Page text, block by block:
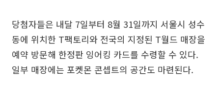
당첨자들은 내달 7일부터 8월 31일까지 서울시 성수
동에 위치한 T팩토리와 전국의 지정된 T월드 매장을
예약 방문해 한정판 잉어킹 카드를 수령할 수 있다.
일부 매장에는 포켓몬 콘셉트의 공간도 마련된다.